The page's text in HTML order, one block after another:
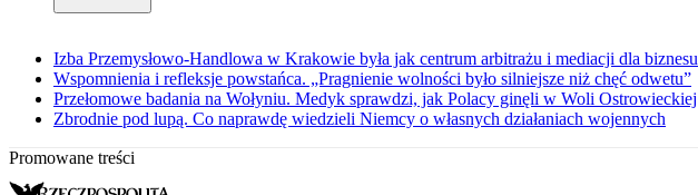
Izba Przemysłowo-Handlowa w Krakowie była jak centrum arbitrażu i mediacji dla biznesu
Wspomnienia i refleksje powstańca. „Pragnienie wolności było silniejsze niż chęć odwetu”
Przełomowe badania na Wołyniu. Medyk sprawdzi, jak Polacy ginęli w Woli Ostrowieckiej
Zbrodnie pod lupą. Co naprawdę wiedzieli Niemcy o własnych działaniach wojennych
Promowane treści